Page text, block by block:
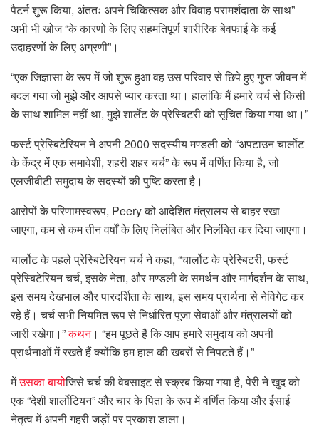
पैटर्न शुरू किया, अंततः अपने चिकित्सक और विवाह परामर्शदाता के साथ”
अभी भी खोज “के कारणों के लिए सहमतिपूर्ण शारीरिक बेवफाई के कई
उदाहरणों के लिए अग्रणी”।
“एक जिज्ञासा के रूप में जो शुरू हुआ वह उस परिवार से छिपे हुए गुप्त जीवन में
बदल गया जो मुझे और आपसे प्यार करता था। हालांकि मैं हमारे चर्च से किसी
के साथ शामिल नहीं था, मुझे शार्लेट के प्रेस्बिटरी को सूचित किया गया था।”
फर्स्ट प्रेस्बिटेरियन ने अपनी 2000 सदस्यीय मण्डली को “अपटाउन चार्लोट
के केंद्र में एक समावेशी, शहरी शहर चर्च” के रूप में वर्णित किया है, जो
एलजीबीटी समुदाय के सदस्यों की पुष्टि करता है।
आरोपों के परिणामस्वरूप, Peery को आदेशित मंत्रालय से बाहर रखा
जाएगा, कम से कम तीन वर्षों के लिए निलंबित और निलंबित कर दिया जाएगा।
चार्लोट के पहले प्रेस्बिटेरियन चर्च ने कहा, “चार्लोट के प्रेस्बिटरी, फर्स्ट
प्रेस्बिटेरियन चर्च, इसके नेता, और मण्डली के समर्थन और मार्गदर्शन के साथ,
इस समय देखभाल और पारदर्शिता के साथ, इस समय प्रार्थना से नेविगेट कर
रहे हैं। चर्च सभी नियमित रूप से निर्धारित पूजा सेवाओं और मंत्रालयों को
जारी रखेगा।”कथन। “हम पूछते हैं कि आप हमारे समुदाय को अपनी
प्रार्थनाओं में रखते हैं क्योंकि हम हाल की खबरों से निपटते हैं।”
मेंउसका बायोजिसे चर्च की वेबसाइट से स्क्रब किया गया है, पेरी ने खुद को
एक “देशी शार्लोटियन” और चार के पिता के रूप में वर्णित किया और ईसाई
नेतृत्व में अपनी गहरी जड़ों पर प्रकाश डाला।